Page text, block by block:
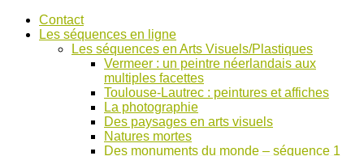
AccéderContact
Les séquences en ligne
Les séquences en Arts Visuels/Plastiques
Vermeer : un peintre néerlandais aux
multiples facettes
Toulouse-Lautrec : peintures et affiches
La photographie
Des paysages en arts visuels
Natures mortes
Des monuments du monde – séquence 1